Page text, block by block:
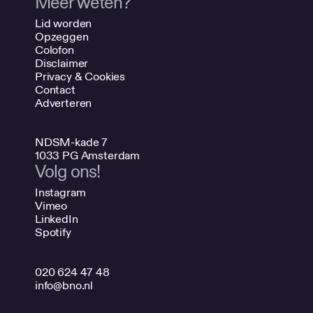
Lid worden
Opzeggen
Colofon
Disclaimer
Privacy & Cookies
Contact
Adverteren
NDSM-kade 7
1033 PG Amsterdam
Volg ons!
Instagram
Vimeo
LinkedIn
Spotify
020 624 47 48
info@bno.nl